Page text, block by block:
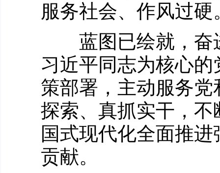
服务社会、作风过硬
蓝图已绘就，奋
习近平同志为核心
策部署，主动服务
探索、真抓实干，
国式现代化全面推
贡献。